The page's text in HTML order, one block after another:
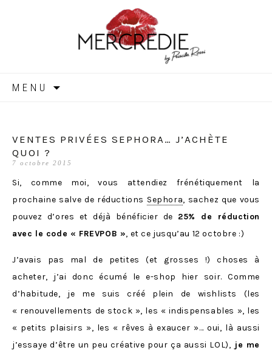
MERCREDIE
MENU
VENTES PRIVÉES SEPHORA… J’ACHÈTE
QUOI ?
7 octobre 2015
Si, comme moi, vous attendiez frénétiquement la
prochaine salve de réductions Sephora, sachez que vous
pouvez d’ores et déjà bénéficier de 25% de réduction
avec le code « FREVPOB », et ce jusqu’au 12 octobre :)
J’avais pas mal de petites (et grosses !) choses à
acheter, j’ai donc écumé le e-shop hier soir. Comme
d’habitude, je me suis créé plein de wishlists (les
« renouvellements de stock », les « indispensables », les
« petits plaisirs », les « rêves à exaucer »… oui, là aussi
j’essaye d’être un peu créative pour ça aussi LOL), je me